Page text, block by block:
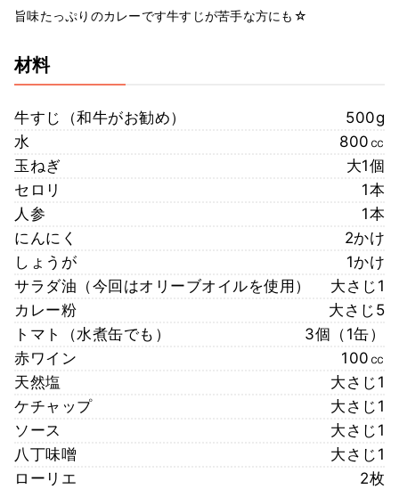
旨味たっぷりのカレーです牛すじが苦手な方にも☆
材料
牛すじ（和牛がお勧め）
500g
水
800㏄
玉ねぎ
大1個
セロリ
1本
人参
1本
にんにく
2かけ
しょうが
1かけ
サラダ油（今回はオリーブオイルを使用）
大さじ1
カレー粉
大さじ5
トマト（水煮缶でも）
3個（1缶）
赤ワイン
100㏄
天然塩
大さじ1
ケチャップ
大さじ1
ソース
大さじ1
八丁味噌
大さじ1
ローリエ
2枚